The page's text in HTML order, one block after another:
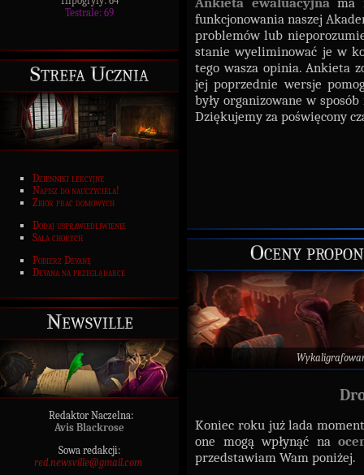
Testrale: 69
Strefa Ucznia
Dzienniki lekcyjne
Napisz do nauczyciela!
Zbiór prac domowych
Dodaj usprawiedliwienie
Sala chorych
Pobierz Devanę
Devana na przeglądarce
Newsville
Redaktor Naczelna:
Avis Blackrose
Sowa redakcji:
red.newsville@gmail.com
funkcjonowania naszej
problemów lub
stanie wyeliminować je w
tego wasza opinia. Ankieta
jej poprzednie wersje
były organizowane w
Dziękujemy za poświęcony
Oceny
Koniec roku już lada
one mogą wpłynąć na
przedstawiam Wam poniżej.